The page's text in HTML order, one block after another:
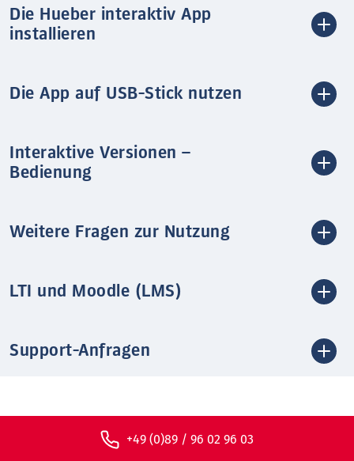
Die Hueber interaktiv App
installieren
Die App auf USB-Stick nutzen
Interaktive Versionen –
Bedienung
Weitere Fragen zur Nutzung
LTI und Moodle (LMS)
Support-Anfragen
+49 (0)89 / 96 02 96 03